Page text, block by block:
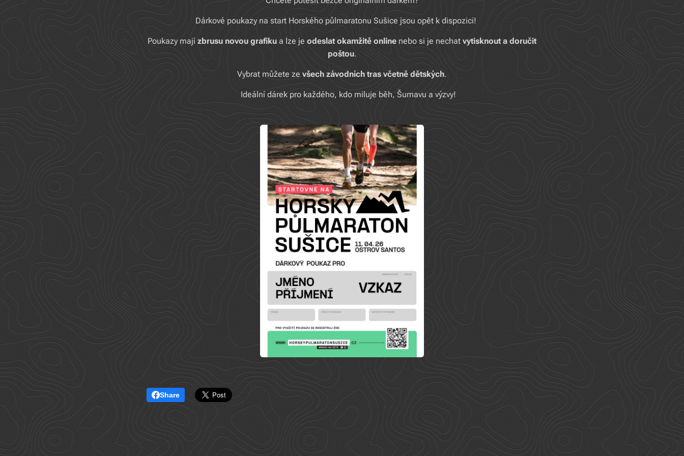
Dárkové poukazy na start Horského půlmaratonu Sušice jsou opět k dispozici! 🏔️
Poukazy mají zbrusu novou grafiku a lze je odeslat okamžitě online nebo si je nechat vytisknout a doručit
poštou.
Vybrat můžete ze všech závodních tras včetně dětských.
➡️ Ideální dárek pro každého, kdo miluje běh, Šumavu a výzvy!
Share